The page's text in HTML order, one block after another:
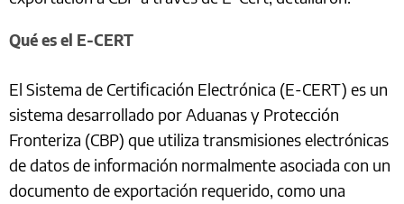
Qué es el E-CERT
El Sistema de Certificación Electrónica (E-CERT) es un
sistema desarrollado por Aduanas y Protección
Fronteriza (CBP) que utiliza transmisiones electrónicas
de datos de información normalmente asociada con un
documento de exportación requerido, como una